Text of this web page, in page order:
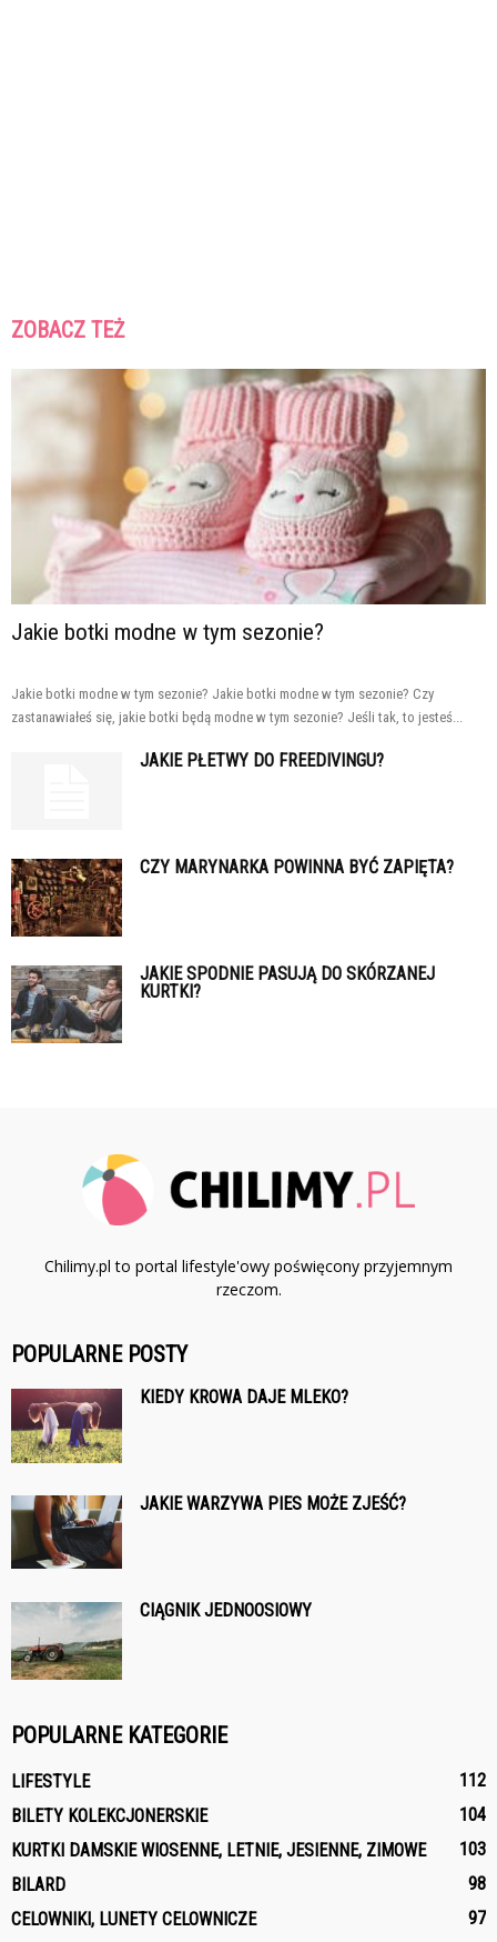
ZOBACZ TEŻ
Jakie botki modne w tym sezonie?
Jakie botki modne w tym sezonie? Jakie botki modne w tym sezonie? Czy
zastanawiałeś się, jakie botki będą modne w tym sezonie? Jeśli tak, to jesteś...
JAKIE PŁETWY DO FREEDIVINGU?
CZY MARYNARKA POWINNA BYĆ ZAPIĘTA?
JAKIE SPODNIE PASUJĄ DO SKÓRZANEJ
KURTKI?
Chilimy.pl to portal lifestyle'owy poświęcony przyjemnym
rzeczom.
POPULARNE POSTY
KIEDY KROWA DAJE MLEKO?
JAKIE WARZYWA PIES MOŻE ZJEŚĆ?
CIĄGNIK JEDNOOSIOWY
POPULARNE KATEGORIE
LIFESTYLE
112
BILETY KOLEKCJONERSKIE
104
KURTKI DAMSKIE WIOSENNE, LETNIE, JESIENNE, ZIMOWE
103
BILARD
98
CELOWNIKI, LUNETY CELOWNICZE
97